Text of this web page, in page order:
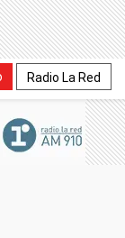
Radio La Red